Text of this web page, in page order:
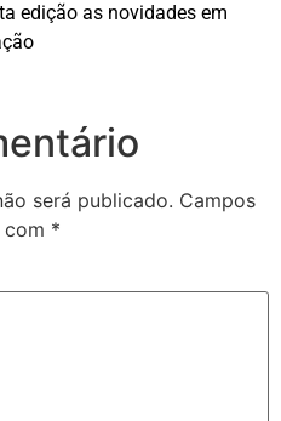
edição as novidades em
será publicado. Campos
*